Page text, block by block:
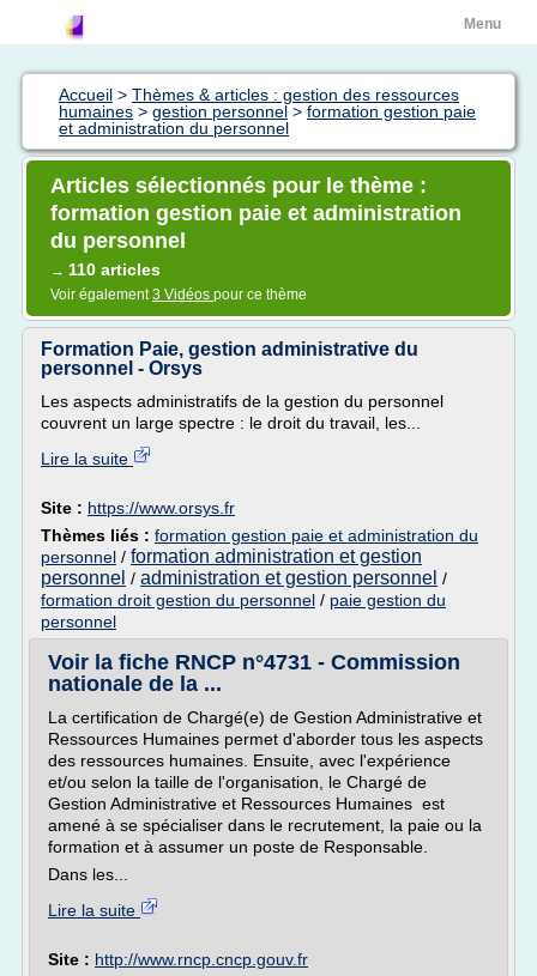
Menu
Accueil > Thèmes & articles : gestion des ressources
humaines > gestion personnel > formation gestion paie
et administration du personnel
Articles sélectionnés pour le thème :
formation gestion paie et administration
du personnel
→ 110 articles
Voir également3 Vidéos pour ce thème
Formation Paie, gestion administrative du
personnel - Orsys
Les aspects administratifs de la gestion du personnel
couvrent un large spectre : le droit du travail, les...
Lire la suite
Site : https://www.orsys.fr
Thèmes liés : formation gestion paie et administration du
personnel / formation administration et gestion
personnel / administration et gestion personnel /
formation droit gestion du personnel / paie gestion du
personnel
Voir la fiche RNCP n°4731 - Commission
nationale de la ...
La certification de Chargé(e) de Gestion Administrative et
Ressources Humaines permet d'aborder tous les aspects
des ressources humaines. Ensuite, avec l'expérience
et/ou selon la taille de l'organisation, le Chargé de
Gestion Administrative et Ressources Humaines est
amené à se spécialiser dans le recrutement, la paie ou la
formation et à assumer un poste de Responsable.
Dans les...
Lire la suite
Site : http://www.rncp.cncp.gouv.fr